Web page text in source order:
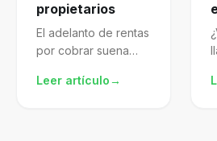
propietarios
El adelanto de rentas
por cobrar suena
gestionado te
Leer artículo→